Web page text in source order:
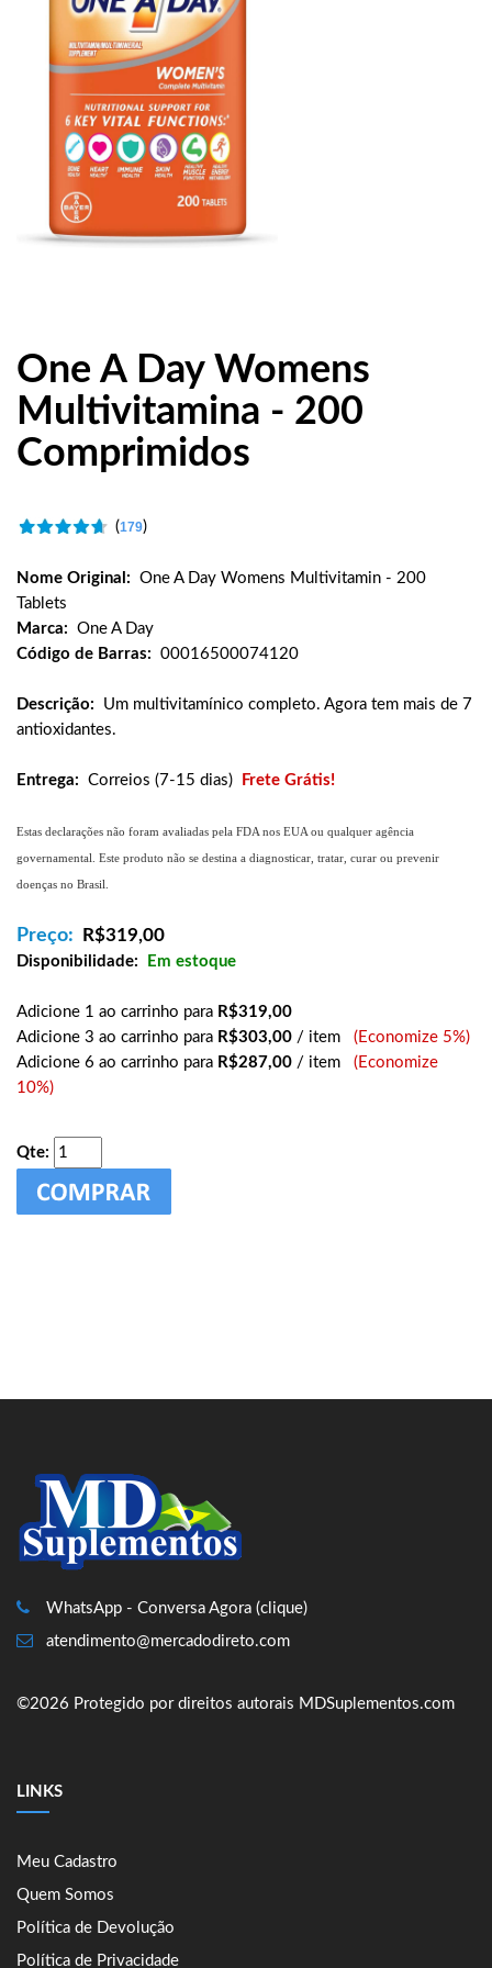
One A Day Womens
Multivitamina - 200
Comprimidos
(179)
Nome Original: One A Day Womens Multivitamin - 200
Tablets
Marca: One A Day
Código de Barras: 00016500074120
Descrição:
Um multivitamínico completo. Agora tem mais de 7
antioxidantes.
Entrega: Correios (7-15 dias) Frete Grátis!
Estas declarações não foram avaliadas pela FDA nos EUA ou qualquer agência
governamental. Este produto não se destina a diagnosticar, tratar, curar ou prevenir
doenças no Brasil.
Preço: R$319,00
Disponibilidade: Em estoque
Adicione 1 ao carrinho para R$319,00
Adicione 3 ao carrinho para R$303,00 / item (Economize 5%)
Adicione 6 ao carrinho para R$287,00 / item (Economize
10%)
Qte:
WhatsApp - Conversa Agora (clique)
atendimento@mercadodireto.com
©2026 Protegido por direitos autorais MDSuplementos.com
LINKS
Meu Cadastro
Quem Somos
Política de Devolução
Política de Privacidade